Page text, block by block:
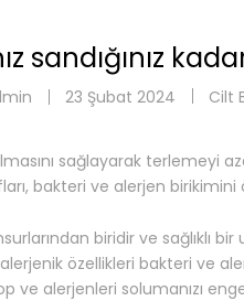
sandığınız
23 Şubat 2024 Cilt
sağlayarak terlemeyi
bakteri ve alerjen birikimini
biridir ve sağlıklı
özellikleri bakteri ve
ve alerjenleri solumanızı